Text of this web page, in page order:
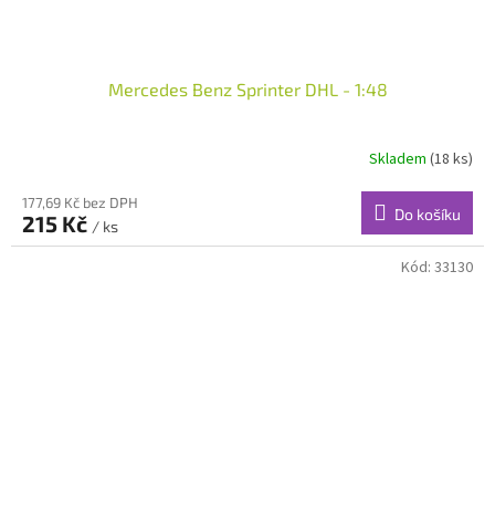
Mercedes Benz Sprinter DHL - 1:48
Skladem (18 ks)
177,69 Kč bez DPH
215 Kč / ks
Do košíku
Kód: 33130